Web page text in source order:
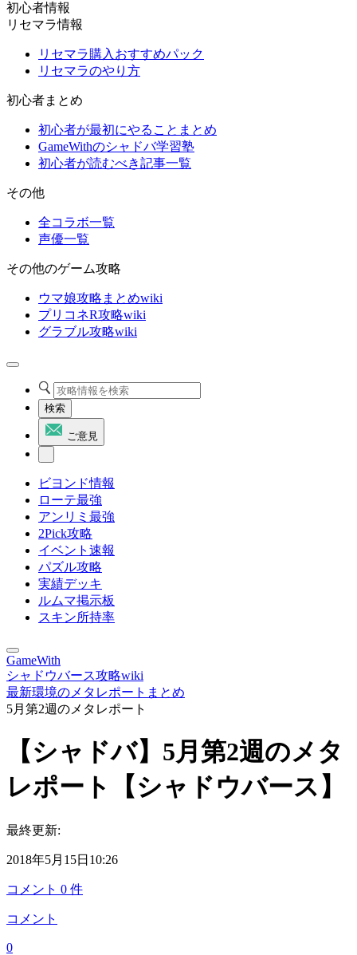
初心者情報
リセマラ情報
リセマラ購入おすすめパック
リセマラのやり方
初心者まとめ
初心者が最初にやることまとめ
GameWithのシャドバ学習塾
初心者が読むべき記事一覧
その他
全コラボ一覧
声優一覧
その他のゲーム攻略
ウマ娘攻略まとめwiki
プリコネR攻略wiki
グラブル攻略wiki
検索
ご意見
ビヨンド情報
ローテ最強
アンリミ最強
2Pick攻略
イベント速報
パズル攻略
実績デッキ
ルムマ掲示板
スキン所持率
GameWith
シャドウバース攻略wiki
最新環境のメタレポートまとめ
5月第2週のメタレポート
【シャドバ】5月第2週のメタ
レポート【シャドウバース】
最終更新:
2018年5月15日10:26
コメント 0 件
コメント
0